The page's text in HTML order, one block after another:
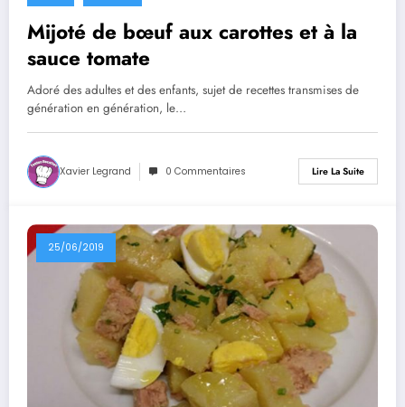
Mijoté de bœuf aux carottes et à la
sauce tomate
Adoré des adultes et des enfants, sujet de recettes transmises de
génération en génération, le…
Xavier Legrand 0 Commentaires Lire La Suite
25/06/2019